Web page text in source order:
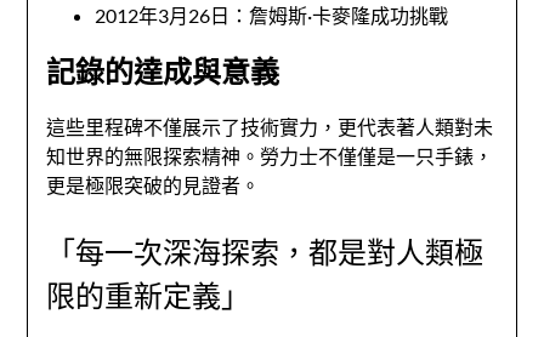
2012年3月26日：詹姆斯·卡麥隆成功挑戰
記錄的達成與意義
這些里程碑不僅展示了技術實力，更代表著人類對未
知世界的無限探索精神。勞力士不僅僅是一只手錶，
更是極限突破的見證者。
「每一次深海探索，都是對人類極
限的重新定義」